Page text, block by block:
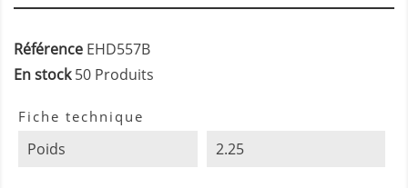
Référence EHD557B
En stock 50 Produits
Fiche technique
Poids 2.25